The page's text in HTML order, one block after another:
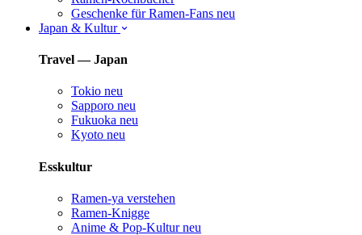
Geschenke für Ramen-Fans neu
Japan & Kultur
Travel — Japan
Tokio neu
Sapporo neu
Fukuoka neu
Kyoto neu
Esskultur
Ramen-ya verstehen
Ramen-Knigge
Anime & Pop-Kultur neu